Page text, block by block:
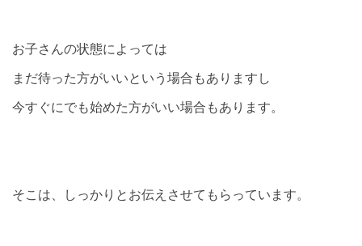
お子さんの状態によっては
まだ待った方がいいという場合もありますし
今すぐにでも始めた方がいい場合もあります。
そこは、しっかりとお伝えさせてもらっています。